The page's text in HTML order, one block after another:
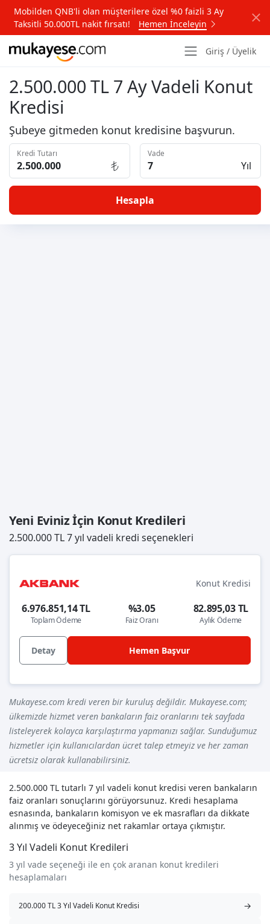
Mobilden QNB'li olan müşterilere özel %0 faizli 3 Ay
Taksitli 50.000TL nakit fırsatı!
Hemen İnceleyin
Giriş / Üyelik
2.500.000 TL 7 Ay Vadeli Konut
Kredisi
Şubeye gitmeden konut kredisine başvurun.
Kredi Tutarı Vade
Yıl
Hesapla
Yeni Eviniz İçin Konut Kredileri
2.500.000 TL 7 yıl vadeli kredi seçenekleri
Konut Kredisi
6.976.851,14 TL
Toplam Ödeme
%3.05
Faiz Oranı
82.895,03 TL
Aylık Ödeme
Detay Hemen Başvur
Mukayese.com kredi veren bir kuruluş değildir. Mukayese.com;
ülkemizde hizmet veren bankaların faiz oranlarını tek sayfada
listeleyerek kolayca karşılaştırma yapmanızı sağlar. Sunduğumuz
hizmetler için kullanıcılardan ücret talep etmeyiz ve her zaman
ücretsiz olarak kullanabilirsiniz.
2.500.000 TL tutarlı 7 yıl vadeli konut kredisi veren bankaların
faiz oranları sonuçlarını görüyorsunuz. Kredi hesaplama
esnasında, bankaların komisyon ve ek masrafları da dikkate
alınmış ve ödeyeceğiniz net rakamlar ortaya çıkmıştır.
3 Yıl Vadeli Konut Kredileri
3 yıl vade seçeneği ile en çok aranan konut kredileri
hesaplamaları
200.000 TL 3 Yıl Vadeli Konut Kredisi →